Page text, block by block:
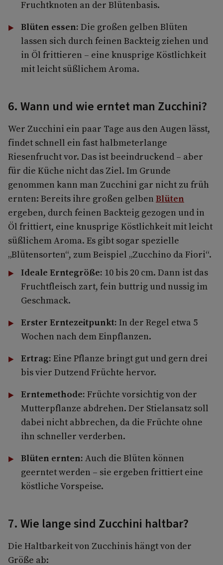
Fruchtknoten an der Blütenbasis.
Blüten essen: Die großen gelben Blüten
lassen sich durch feinen Backteig ziehen und
in Öl frittieren – eine knusprige Köstlichkeit
mit leicht süßlichem Aroma.
6. Wann und wie erntet man Zucchini?
Wer Zucchini ein paar Tage aus den Augen lässt,
findet schnell ein fast halbmeterlange
Riesenfrucht vor. Das ist beeindruckend – aber
für die Küche nicht das Ziel. Im Grunde
genommen kann man Zucchini gar nicht zu früh
ernten: Bereits ihre großen gelben Blüten
ergeben, durch feinen Backteig gezogen und in
Öl frittiert, eine knusprige Köstlichkeit mit leicht
süßlichem Aroma. Es gibt sogar spezielle
„Blütensorten“, zum Beispiel „Zucchino da Fiori“.
Ideale Erntegröße: 10 bis 20 cm. Dann ist das
Fruchtfleisch zart, fein buttrig und nussig im
Geschmack.
Erster Erntezeitpunkt: In der Regel etwa 5
Wochen nach dem Einpflanzen.
Ertrag: Eine Pflanze bringt gut und gern drei
bis vier Dutzend Früchte hervor.
Erntemethode: Früchte vorsichtig von der
Mutterpflanze abdrehen. Der Stielansatz soll
dabei nicht abbrechen, da die Früchte ohne
ihn schneller verderben.
Blüten ernten: Auch die Blüten können
geerntet werden – sie ergeben frittiert eine
köstliche Vorspeise.
7. Wie lange sind Zucchini haltbar?
Die Haltbarkeit von Zucchinis hängt von der
Größe ab: